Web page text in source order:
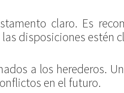
claro. Es
disposiciones estén
a los herederos.
en el futuro.